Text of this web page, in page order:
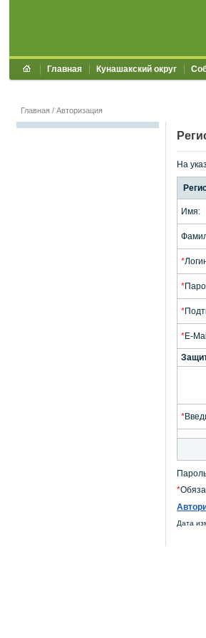
Главная Кунашакский округ
Главная / Авторизация
На
Имя:
*
*
*
*E-
*
*
Дата